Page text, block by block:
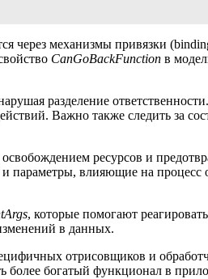
через механизмы привязки
CanGoBackFunction в
разделение
Важно также следить за
освобождением ресурсов и
параметры, влияющие на процесс
, которые помогают
в данных.
отрисовщиков и
более богатый функционал в